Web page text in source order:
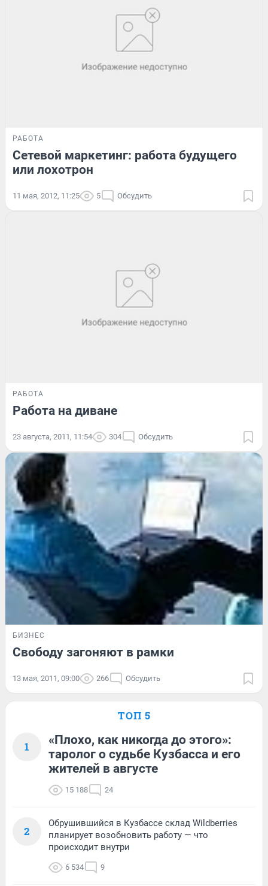
РАБОТА
Сетевой маркетинг: работа будущего
или лохотрон
11 мая, 2012, 11:25 5 Обсудить
РАБОТА
Работа на диване
23 августа, 2011, 11:54 304 Обсудить
БИЗНЕС
Свободу загоняют в рамки
13 мая, 2011, 09:00 266 Обсудить
ТОП 5
1
«Плохо, как никогда до этого»:
таролог о судьбе Кузбасса и его
жителей в августе
15 188 24
2
Обрушившийся в Кузбассе склад Wildberries
планирует возобновить работу — что
происходит внутри
6 534 9